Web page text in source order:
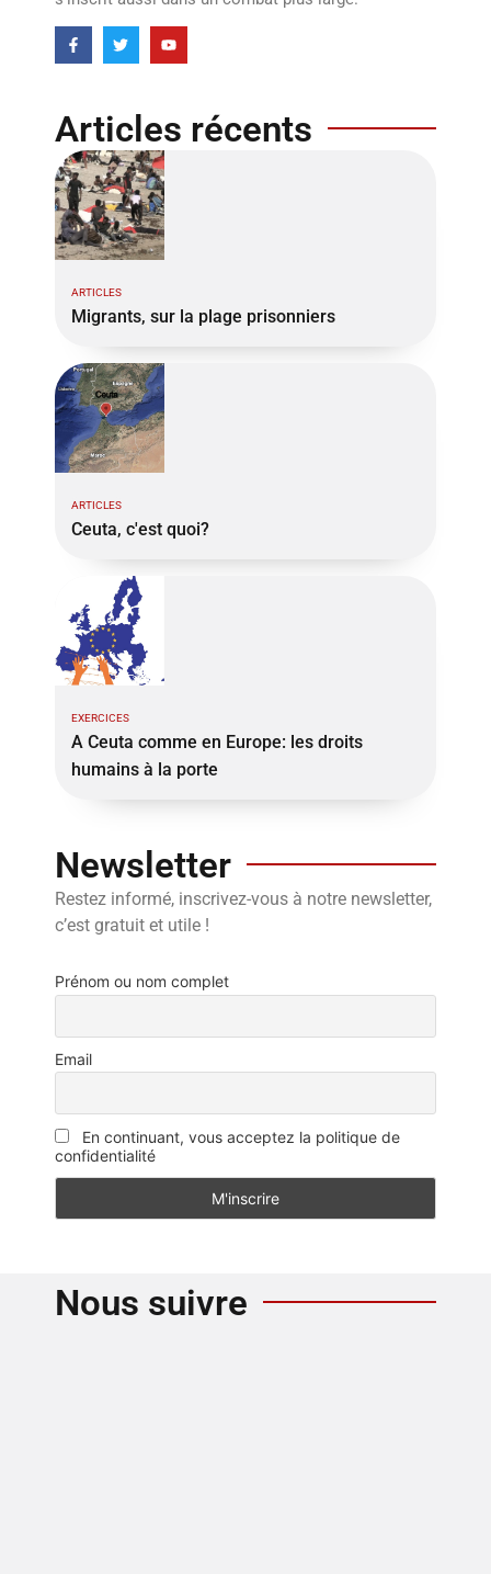
Articles récents
ARTICLES
Migrants, sur la plage prisonniers
ARTICLES
Ceuta, c'est quoi?
EXERCICES
A Ceuta comme en Europe: les droits
humains à la porte
Newsletter
Restez informé, inscrivez-vous à notre newsletter,
c’est gratuit et utile !
Prénom ou nom complet
Email
En continuant, vous acceptez la politique de
confidentialité
Nous suivre